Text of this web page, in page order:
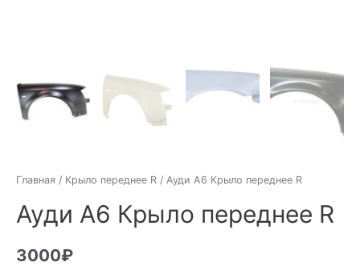
Главная / Крыло переднее R / Ауди А6 Крыло переднее R
Ауди А6 Крыло переднее R
3000₽